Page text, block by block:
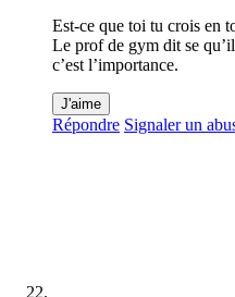
Est-ce que toi tu crois en
Le prof de gym dit se
c’est l’importance.
J'aime
Répondre Signaler un